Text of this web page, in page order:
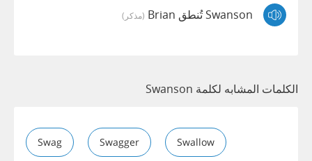
Swanson تُنطق Brian (مذكر)
الكلمات المشابه لكلمة Swanson
Swag Swagger Swallow